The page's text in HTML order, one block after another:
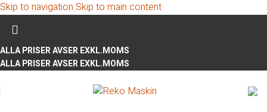
Skip to navigation Skip to main content
ALLA PRISER AVSER EXKL.MOMS
ALLA PRISER AVSER EXKL.MOMS